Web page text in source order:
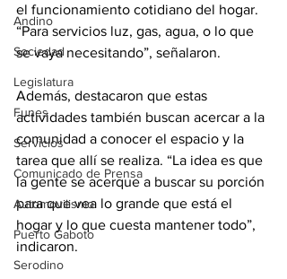
Andino
Sociedad
Legislatura
Funes
Servicios
Comunicado de Prensa
Automovilismo
Puerto Gaboto
Serodino
el funcionamiento cotidiano del hogar.
“Para servicios luz, gas, agua, o lo que
se vaya necesitando”, señalaron.
Además, destacaron que estas
actividades también buscan acercar a la
comunidad a conocer el espacio y la
tarea que allí se realiza. “La idea es que
la gente se acerque a buscar su porción
para que vea lo grande que está el
hogar y lo que cuesta mantener todo”,
indicaron.